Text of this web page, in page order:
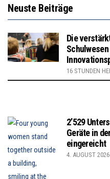
Neuste Beiträge
Die
16 STUNDEN
2’529
Geräte in
eingereicht
4. AUGUST 2026